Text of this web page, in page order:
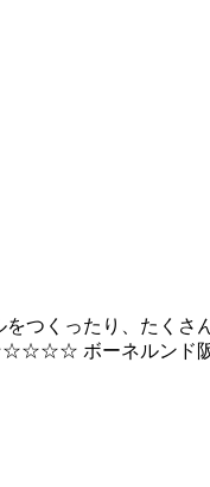
つくったり、たくさ
ルンド阪神梅